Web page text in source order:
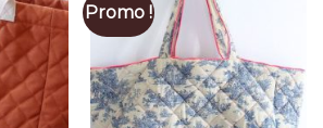
Promo !